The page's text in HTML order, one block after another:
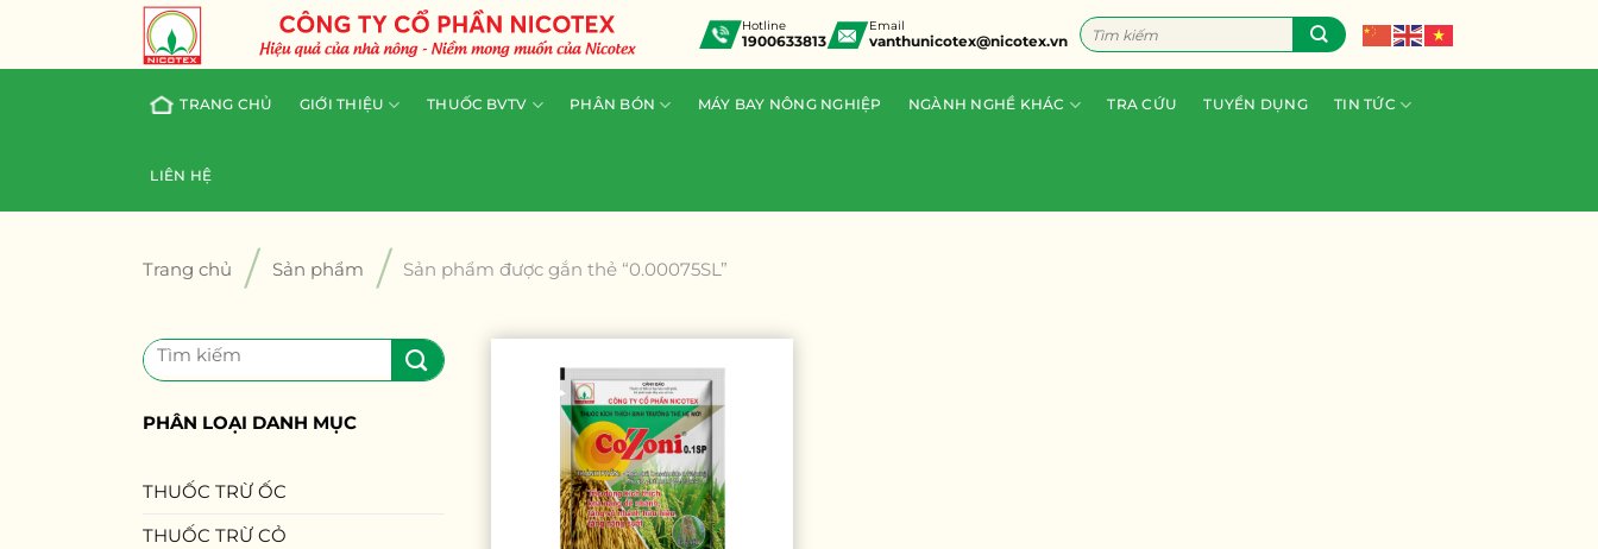
content
Hotline
1900633813
Email
vanthunicotex@nicotex.vn
Tìm
kiếm:
TRANG CHỦ GIỚI THIỆU THUỐC BVTV PHÂN BÓN MÁY BAY NÔNG NGHIỆP NGÀNH NGHỀ KHÁC TRA CỨU TUYỂN DỤNG TIN TỨC
LIÊN HỆ
Trang chủ / Sản phẩm / Sản phẩm được gắn thẻ “0.00075SL”
Tìm
kiếm:
PHÂN LOẠI DANH MỤC
THUỐC TRỪ ỐC
THUỐC TRỪ CỎ